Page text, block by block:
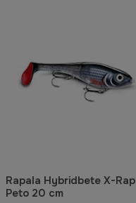
Rapala Hybridbete X-Rap
Peto 20 cm